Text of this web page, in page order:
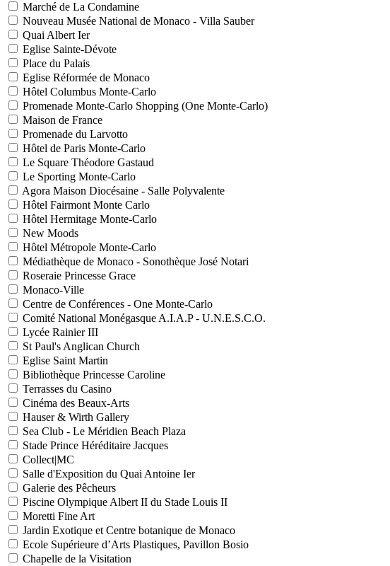
Marché de La Condamine
Nouveau Musée National de Monaco - Villa Sauber
Quai Albert Ier
Eglise Sainte-Dévote
Place du Palais
Eglise Réformée de Monaco
Hôtel Columbus Monte-Carlo
Promenade Monte-Carlo Shopping (One Monte-Carlo)
Maison de France
Promenade du Larvotto
Hôtel de Paris Monte-Carlo
Le Square Théodore Gastaud
Le Sporting Monte-Carlo
Agora Maison Diocésaine - Salle Polyvalente
Hôtel Fairmont Monte Carlo
Hôtel Hermitage Monte-Carlo
New Moods
Hôtel Métropole Monte-Carlo
Médiathèque de Monaco - Sonothèque José Notari
Roseraie Princesse Grace
Monaco-Ville
Centre de Conférences - One Monte-Carlo
Comité National Monégasque A.I.A.P - U.N.E.S.C.O.
Lycée Rainier III
St Paul's Anglican Church
Eglise Saint Martin
Bibliothèque Princesse Caroline
Terrasses du Casino
Cinéma des Beaux-Arts
Hauser & Wirth Gallery
Sea Club - Le Méridien Beach Plaza
Stade Prince Héréditaire Jacques
Collect|MC
Salle d'Exposition du Quai Antoine Ier
Galerie des Pêcheurs
Piscine Olympique Albert II du Stade Louis II
Moretti Fine Art
Jardin Exotique et Centre botanique de Monaco
Ecole Supérieure d’Arts Plastiques, Pavillon Bosio
Chapelle de la Visitation